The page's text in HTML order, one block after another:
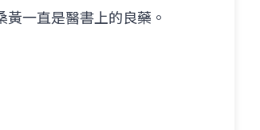
一直是醫書上的良藥。